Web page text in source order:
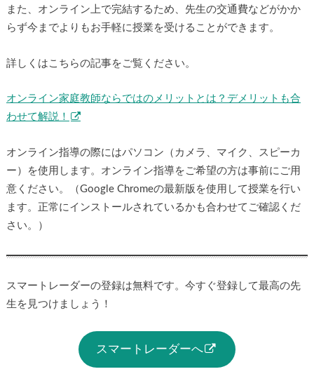
また、オンライン上で完結するため、先生の交通費などがかか
らず今までよりもお手軽に授業を受けることができます。
詳しくはこちらの記事をご覧ください。
オンライン家庭教師ならではのメリットとは？デメリットも合
わせて解説！
オンライン指導の際にはパソコン（カメラ、マイク、スピーカ
ー）を使用します。オンライン指導をご希望の方は事前にご用
意ください。（Google Chromeの最新版を使用して授業を行い
ます。正常にインストールされているかも合わせてご確認くだ
さい。）
スマートレーダーの登録は無料です。今すぐ登録して最高の先
生を見つけましょう！
スマートレーダーへ